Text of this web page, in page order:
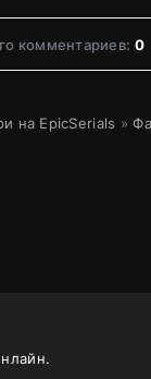
комментариев: 0
на EpicSerials »